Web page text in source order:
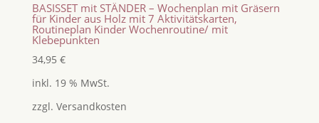
BASISSET mit STÄNDER – Wochenplan mit Gräsern
für Kinder aus Holz mit 7 Aktivitätskarten,
Routineplan Kinder Wochenroutine/ mit
Klebepunkten
34,95 €
inkl. 19 % MwSt.
zzgl. Versandkosten